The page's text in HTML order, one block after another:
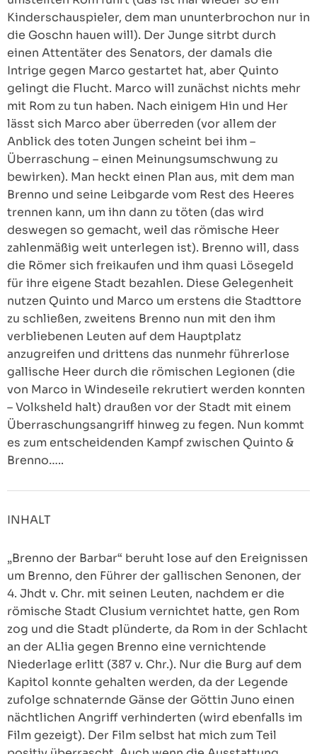
Kinderschauspieler, dem man ununterbrochon nur in
die Goschn hauen will). Der Junge sitrbt durch
einen Attentäter des Senators, der damals die
Intrige gegen Marco gestartet hat, aber Quinto
gelingt die Flucht. Marco will zunächst nichts mehr
mit Rom zu tun haben. Nach einigem Hin und Her
lässt sich Marco aber überreden (vor allem der
Anblick des toten Jungen scheint bei ihm –
Überraschung – einen Meinungsumschwung zu
bewirken). Man heckt einen Plan aus, mit dem man
Brenno und seine Leibgarde vom Rest des Heeres
trennen kann, um ihn dann zu töten (das wird
deswegen so gemacht, weil das römische Heer
zahlenmäßig weit unterlegen ist). Brenno will, dass
die Römer sich freikaufen und ihm quasi Lösegeld
für ihre eigene Stadt bezahlen. Diese Gelegenheit
nutzen Quinto und Marco um erstens die Stadttore
zu schließen, zweitens Brenno nun mit den ihm
verbliebenen Leuten auf dem Hauptplatz
anzugreifen und drittens das nunmehr führerlose
gallische Heer durch die römischen Legionen (die
von Marco in Windeseile rekrutiert werden konnten
– Volksheld halt) draußen vor der Stadt mit einem
Überraschungsangriff hinweg zu fegen. Nun kommt
es zum entscheidenden Kampf zwischen Quinto &
Brenno…..
INHALT
„Brenno der Barbar“ beruht lose auf den Ereignissen
um Brenno, den Führer der gallischen Senonen, der
4. Jhdt v. Chr. mit seinen Leuten, nachdem er die
römische Stadt Clusium vernichtet hatte, gen Rom
zog und die Stadt plünderte, da Rom in der Schlacht
an der ALlia gegen Brenno eine vernichtende
Niederlage erlitt (387 v. Chr.). Nur die Burg auf dem
Kapitol konnte gehalten werden, da der Legende
zufolge schnaternde Gänse der Göttin Juno einen
nächtlichen Angriff verhinderten (wird ebenfalls im
Film gezeigt). Der Film selbst hat mich zum Teil